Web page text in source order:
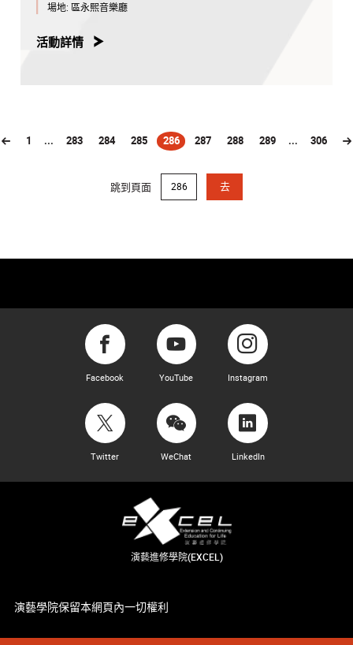
場地: 區永熙音樂廳
活動詳情
1 ... 283 284 285 286
(current)287 288 289 ... 306
跳到頁面 去
Facebook YouTube Instagram
Twitter WeChat LinkedIn
演藝進修學院(EXCEL)
演藝學院保留本網頁內一切權利